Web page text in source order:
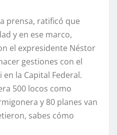
prensa, ratificó que
y en ese marco,
el expresidente Néstor
gestiones con el
la Capital Federal.
500 locos como
y 80 planes van
sabes cómo